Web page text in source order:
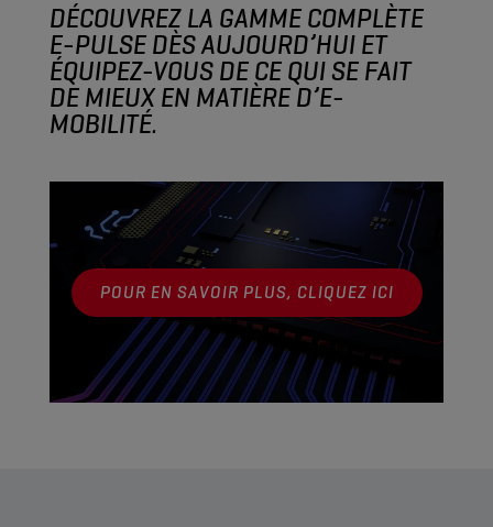
DÉCOUVREZ LA GAMME COMPLÈTE
E-PULSE DÈS AUJOURD’HUI ET
ÉQUIPEZ-VOUS DE CE QUI SE FAIT
DE MIEUX EN MATIÈRE D’E-
MOBILITÉ.
POUR EN SAVOIR PLUS, CLIQUEZ ICI